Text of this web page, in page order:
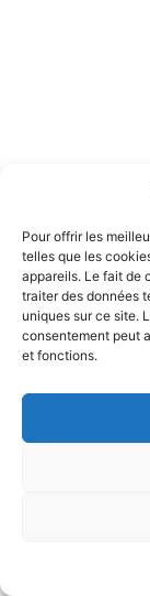
Pour offrir les
telles que les
appareils. Le fait de
traiter des données
uniques sur ce site.
consentement peut
et fonctions.